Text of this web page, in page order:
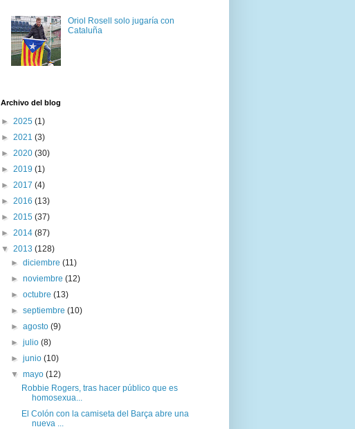
Oriol Rosell solo jugaría con
Cataluña
Archivo del blog
► 2025 (1)
► 2021 (3)
► 2020 (30)
► 2019 (1)
► 2017 (4)
► 2016 (13)
► 2015 (37)
► 2014 (87)
▼ 2013 (128)
►diciembre(11)
►noviembre(12)
►octubre(13)
►septiembre(10)
►agosto(9)
►julio(8)
►junio(10)
▼mayo(12)
Robbie Rogers, tras hacer público que es
homosexua...
El Colón con la camiseta del Barça abre una
nueva ...